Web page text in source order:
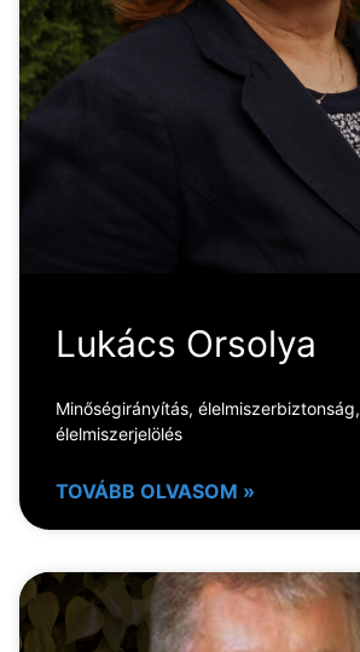
Lukács Orsolya
Minőségirányítás, élelmiszerbiztonság,
élelmiszerjelölés
TOVÁBB OLVASOM »